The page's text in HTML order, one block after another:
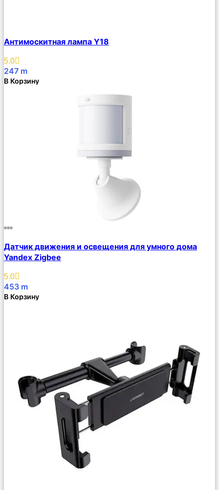
Описание
Избранное
Антимоскитная лампа Y18
5.0
247 m
В Корзину
Описание
Избранное
Датчик движения и освещения для умного дома
Yandex Zigbee
5.0
453 m
В Корзину